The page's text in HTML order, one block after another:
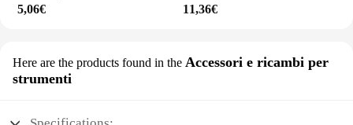
5,06€ 11,36€
Here are the products found in the Accessori e ricambi per
strumenti